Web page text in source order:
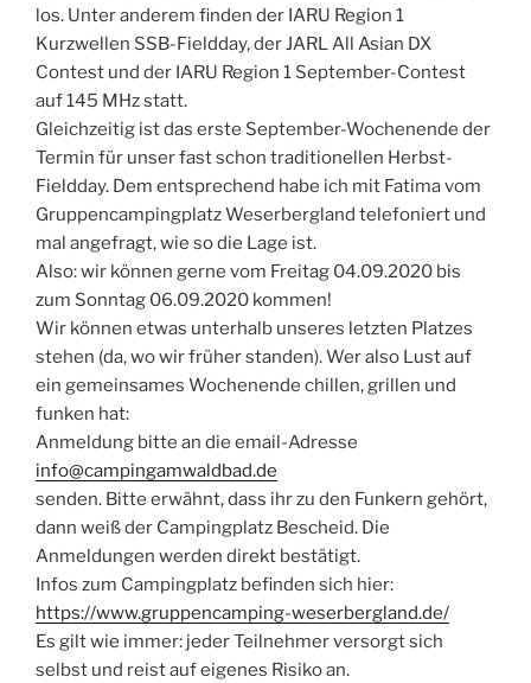
los. Unter anderem finden der IARU Region 1
Kurzwellen SSB-Fieldday, der JARL All Asian DX
Contest und der IARU Region 1 September-Contest
auf 145 MHz statt.
Gleichzeitig ist das erste September-Wochenende der
Termin für unser fast schon traditionellen Herbst-
Fieldday. Dem entsprechend habe ich mit Fatima vom
Gruppencampingplatz Weserbergland telefoniert und
mal angefragt, wie so die Lage ist.
Also: wir können gerne vom Freitag 04.09.2020 bis
zum Sonntag 06.09.2020 kommen!
Wir können etwas unterhalb unseres letzten Platzes
stehen (da, wo wir früher standen). Wer also Lust auf
ein gemeinsames Wochenende chillen, grillen und
funken hat:
Anmeldung bitte an die email-Adresse
info@campingamwaldbad.de
senden. Bitte erwähnt, dass ihr zu den Funkern gehört,
dann weiß der Campingplatz Bescheid. Die
Anmeldungen werden direkt bestätigt.
Infos zum Campingplatz befinden sich hier:
https://www.gruppencamping-weserbergland.de/
Es gilt wie immer: jeder Teilnehmer versorgt sich
selbst und reist auf eigenes Risiko an.